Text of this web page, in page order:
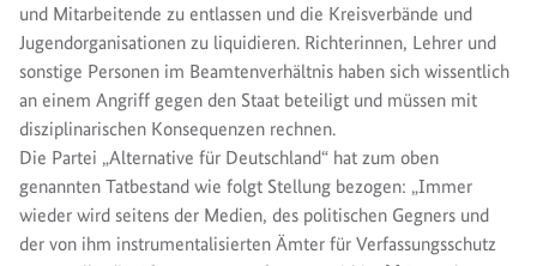
und Mitarbeitende zu entlassen und die Kreisverbände und
Jugendorganisationen zu liquidieren. Richterinnen, Lehrer und
sonstige Personen im Beamtenverhältnis haben sich wissentlich
an einem Angriff gegen den Staat beteiligt und müssen mit
disziplinarischen Konsequenzen rechnen.
Die Partei „Alternative für Deutschland“ hat zum oben
genannten Tatbestand wie folgt Stellung bezogen: „Immer
wieder wird seitens der Medien, des politischen Gegners und
der von ihm instrumentalisierten Ämter für Verfassungsschutz